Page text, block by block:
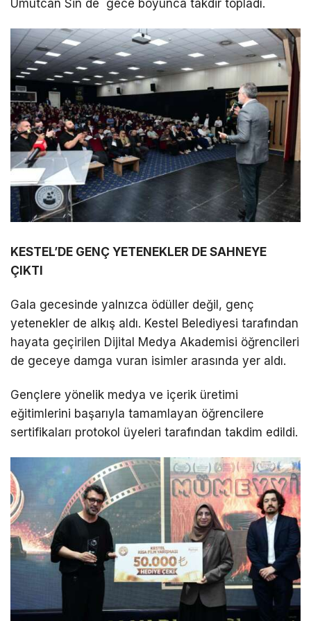
Umutcan Sin de gece boyunca takdir topladı.
KESTEL’DE GENÇ YETENEKLER DE SAHNEYE
ÇIKTI
Gala gecesinde yalnızca ödüller değil, genç
yetenekler de alkış aldı. Kestel Belediyesi tarafından
hayata geçirilen Dijital Medya Akademisi öğrencileri
de geceye damga vuran isimler arasında yer aldı.
Gençlere yönelik medya ve içerik üretimi
eğitimlerini başarıyla tamamlayan öğrencilere
sertifikaları protokol üyeleri tarafından takdim edildi.